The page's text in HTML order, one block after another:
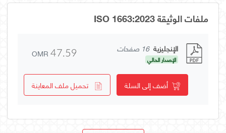
ملفات الوثيقة ISO 1663:2023
الإنجليزية 16 صفحات
الإصدار الحالي OMR 47.59
أضف إلى السلة تحميل ملف المعاينة